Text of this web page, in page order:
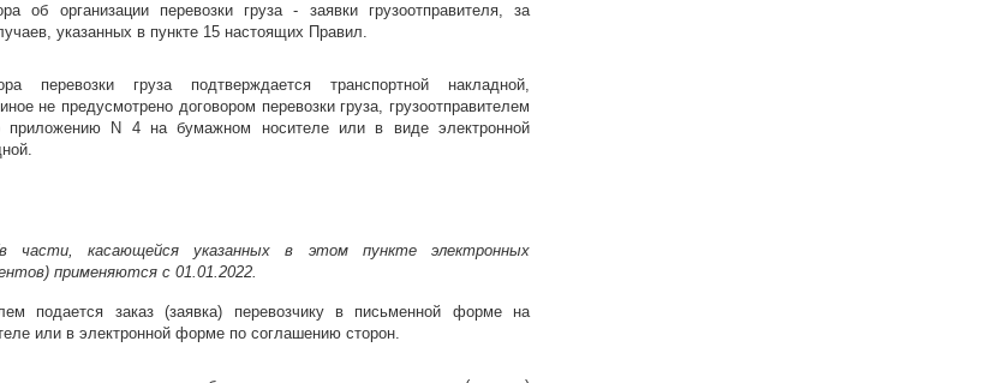
об организации перевозки груза - заявки грузоотправителя, за
указанных в пункте 15 настоящих Правил.
перевозки груза подтверждается транспортной накладной,
не предусмотрено договором перевозки груза, грузоотправителем
приложению N 4 на бумажном носителе или в виде электронной
части, касающейся указанных в этом пункте электронных
применяются с 01.01.2022.
подается заказ (заявка) перевозчику в письменной форме на
или в электронной форме по соглашению сторон.